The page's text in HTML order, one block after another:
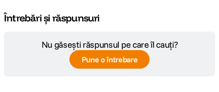
QR-P90 este un softbox parabolic cu sistem de prindere rapida pentru
montare si strangere rapida. Suprafata interioara argintie reflecta lumina
pentru a oferi un contrast ridicat si o lumina puternica. Difuziile detasabile
(interioara si frontala) va ofera diferite optiuni de atenuare a luminii pentru
Întrebări și răspunsuri
Nu găsești răspunsul pe care îl cauți?
Pune o întrebare